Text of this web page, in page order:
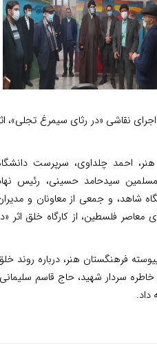
نقاشی «در رثای سیمرغ تجلی»، اثر
احمد چلداوی، سرپرست دانشگاه
سیدحامد حسینی، رئیس نهاد
و جمعی از معاونان و مدیران
فلسطین، از کارگاه خلق اثر «در
فرهنگستان هنر، درباره روند خلق
سردار شهید، حاج قاسم سلیمانی،